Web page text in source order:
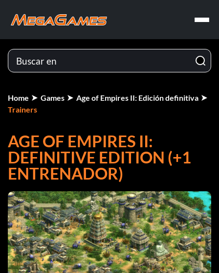
Home Games
Age of Empires II: Edición definitiva
Trainers
AGE OF EMPIRES II:
DEFINITIVE EDITION (+1
ENTRENADOR)